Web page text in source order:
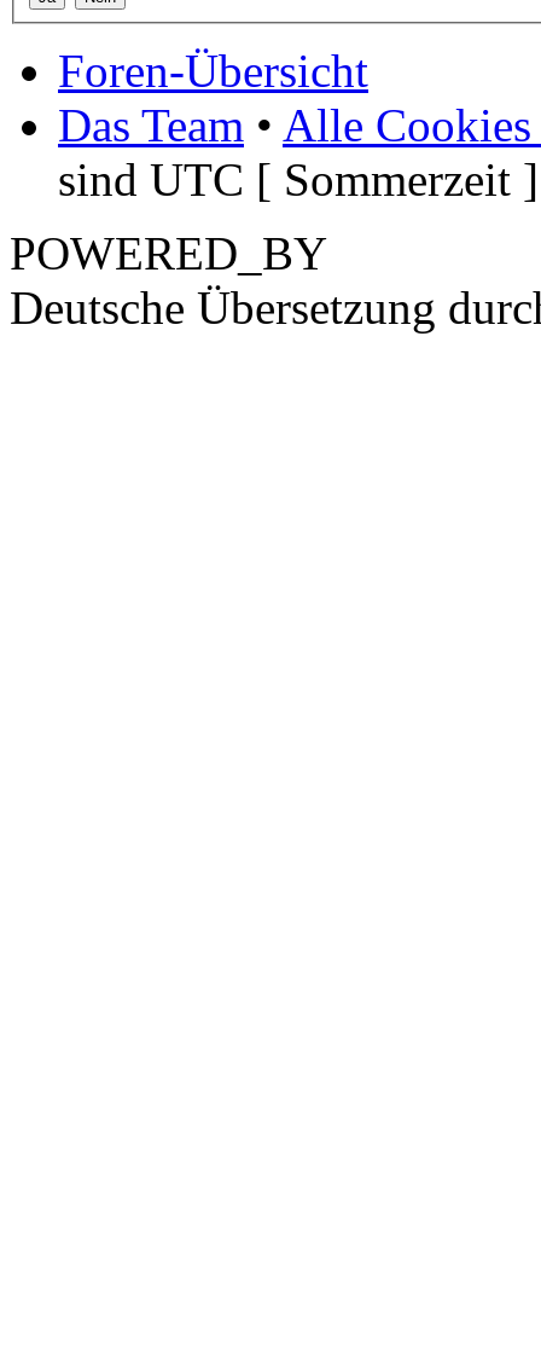
Foren-Übersicht
Das Team • Alle Cookies
sind UTC [ Sommerzeit ]
POWERED_BY
Deutsche Übersetzung